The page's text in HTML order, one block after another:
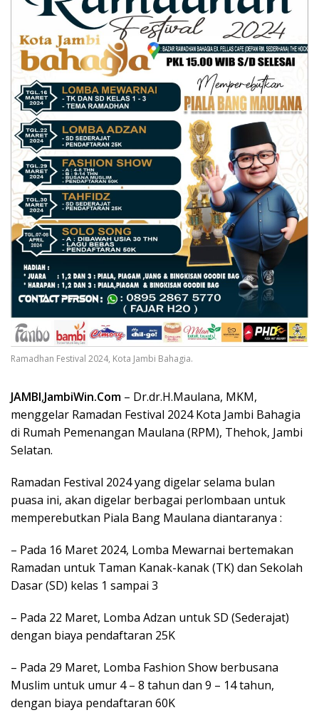
Ramadhan Festival 2024, Kota Jambi Bahagia.
JAMBI,JambiWin.Com – Dr.dr.H.Maulana, MKM,
menggelar Ramadan Festival 2024 Kota Jambi Bahagia
di Rumah Pemenangan Maulana (RPM), Thehok, Jambi
Selatan.
Ramadan Festival 2024 yang digelar selama bulan
puasa ini, akan digelar berbagai perlombaan untuk
memperebutkan Piala Bang Maulana diantaranya :
– Pada 16 Maret 2024, Lomba Mewarnai bertemakan
Ramadan untuk Taman Kanak-kanak (TK) dan Sekolah
Dasar (SD) kelas 1 sampai 3
– Pada 22 Maret, Lomba Adzan untuk SD (Sederajat)
dengan biaya pendaftaran 25K
– Pada 29 Maret, Lomba Fashion Show berbusana
Muslim untuk umur 4 – 8 tahun dan 9 – 14 tahun,
dengan biaya pendaftaran 60K